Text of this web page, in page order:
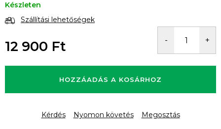
Készleten
Szállítási lehetőségek
12 900 Ft
HOZZÁADÁS A KOSÁRHOZ
Kérdés Nyomon követés Megosztás